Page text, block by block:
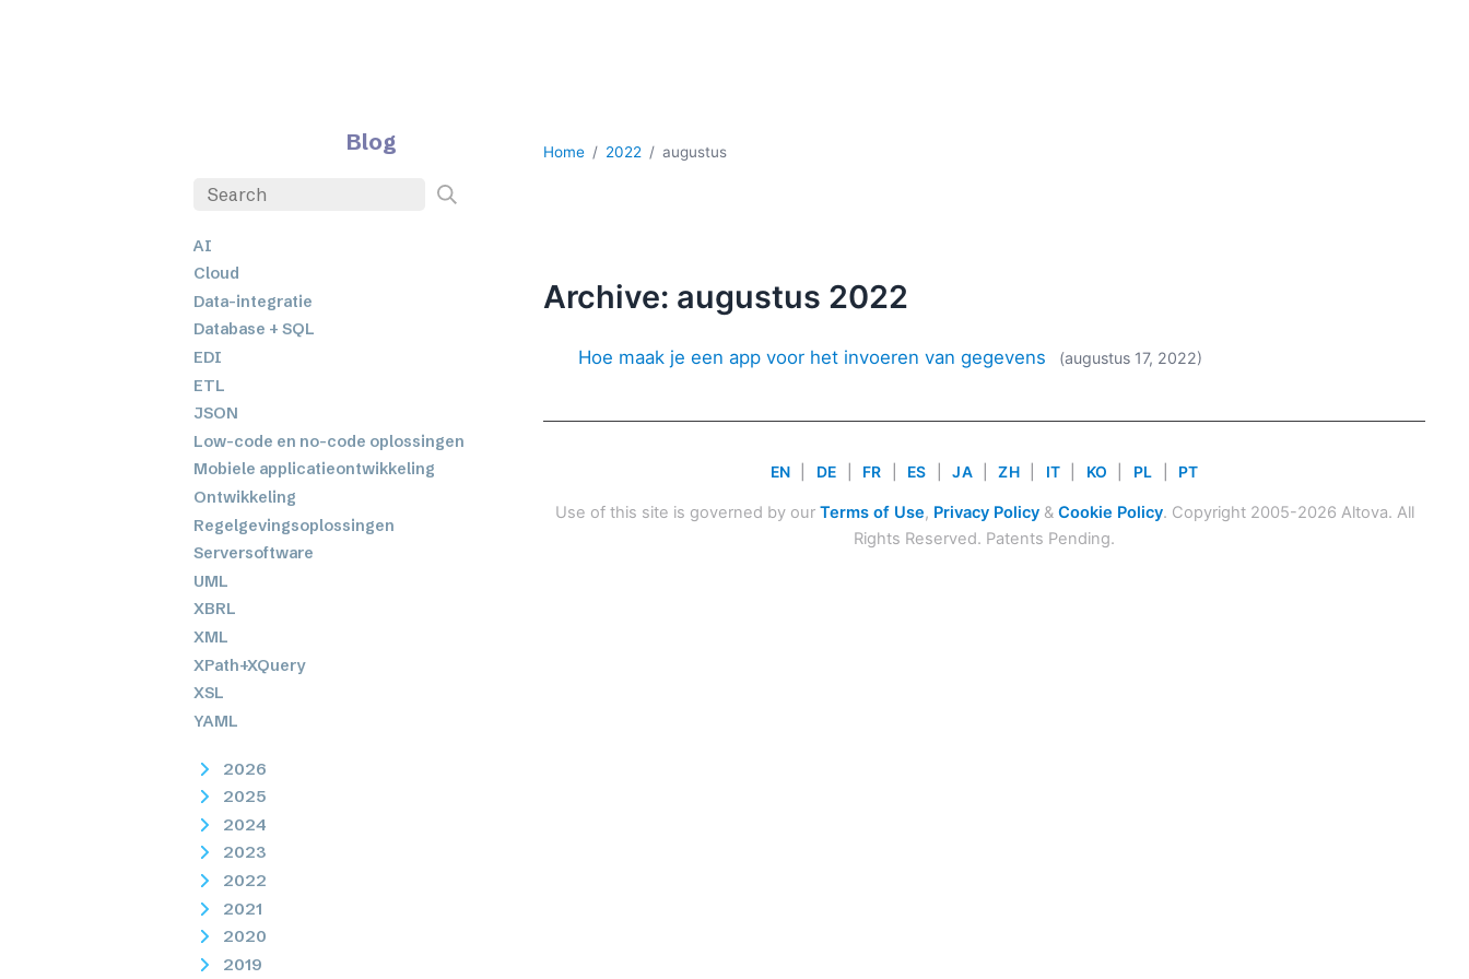
Blog
AI
Cloud
Data-integratie
Database + SQL
EDI
ETL
JSON
Low-code en no-code oplossingen
Mobiele applicatieontwikkeling
Ontwikkeling
Regelgevingsoplossingen
Serversoftware
UML
XBRL
XML
XPath+XQuery
XSL
YAML
2026
2025
2024
2023
2022
2021
2020
2019
Home 2022 augustus
Archive: augustus 2022
Hoe maak je een app voor het invoeren van gegevens (augustus 17, 2022)
EN DE FR ES JA ZH IT KO PL PT
Use of this site is governed by our Terms of Use, Privacy Policy& Cookie Policy. Copyright 2005-2026 Altova. All
Rights Reserved. Patents Pending.